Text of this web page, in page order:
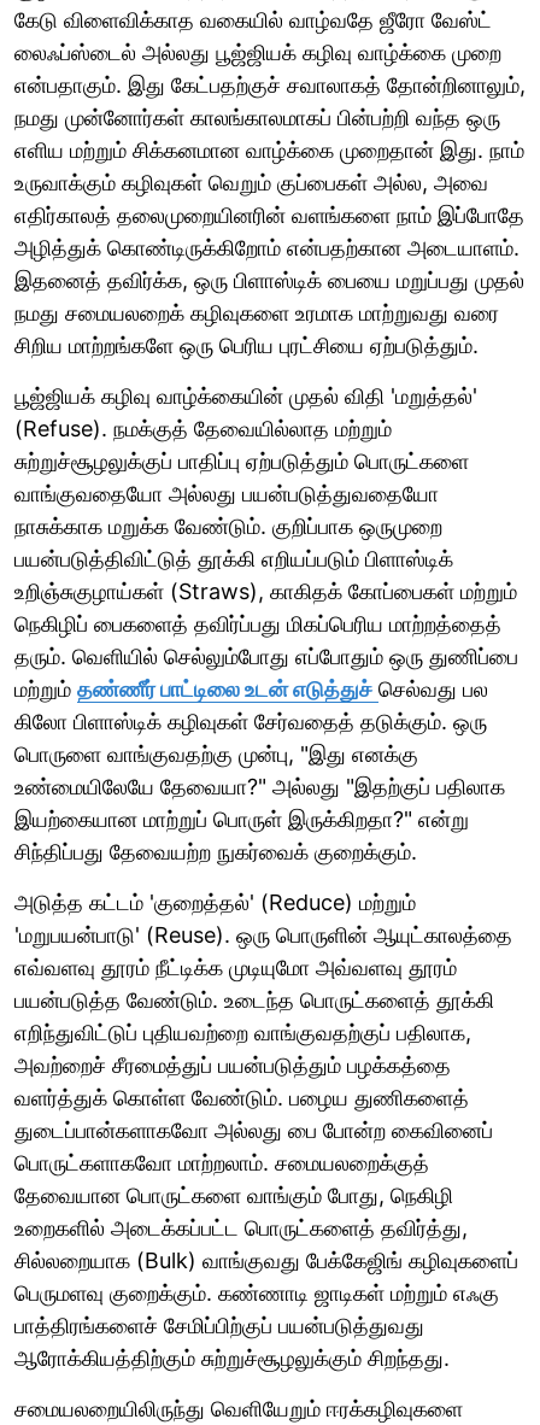
கேடு விளைவிக்காத வகையில் வாழ்வதே ஜீரோ வேஸ்ட்
லைஃப்ஸ்டைல் அல்லது பூஜ்ஜியக் கழிவு வாழ்க்கை முறை
என்பதாகும். இது கேட்பதற்குச் சவாலாகத் தோன்றினாலும்,
நமது முன்னோர்கள் காலங்காலமாகப் பின்பற்றி வந்த ஒரு
எளிய மற்றும் சிக்கனமான வாழ்க்கை முறைதான் இது. நாம்
உருவாக்கும் கழிவுகள் வெறும் குப்பைகள் அல்ல, அவை
எதிர்காலத் தலைமுறையினரின் வளங்களை நாம் இப்போதே
அழித்துக் கொண்டிருக்கிறோம் என்பதற்கான அடையாளம்.
இதனைத் தவிர்க்க, ஒரு பிளாஸ்டிக் பையை மறுப்பது முதல்
நமது சமையலறைக் கழிவுகளை உரமாக மாற்றுவது வரை
சிறிய மாற்றங்களே ஒரு பெரிய புரட்சியை ஏற்படுத்தும்.
பூஜ்ஜியக் கழிவு வாழ்க்கையின் முதல் விதி 'மறுத்தல்'
(Refuse). நமக்குத் தேவையில்லாத மற்றும்
சுற்றுச்சூழலுக்குப் பாதிப்பு ஏற்படுத்தும் பொருட்களை
வாங்குவதையோ அல்லது பயன்படுத்துவதையோ
நாசுக்காக மறுக்க வேண்டும். குறிப்பாக ஒருமுறை
பயன்படுத்திவிட்டுத் தூக்கி எறியப்படும் பிளாஸ்டிக்
உறிஞ்சுகுழாய்கள் (Straws), காகிதக் கோப்பைகள் மற்றும்
நெகிழிப் பைகளைத் தவிர்ப்பது மிகப்பெரிய மாற்றத்தைத்
தரும். வெளியில் செல்லும்போது எப்போதும் ஒரு துணிப்பை
மற்றும் தண்ணீர் பாட்டிலை உடன் எடுத்துச் செல்வது பல
கிலோ பிளாஸ்டிக் கழிவுகள் சேர்வதைத் தடுக்கும். ஒரு
பொருளை வாங்குவதற்கு முன்பு, "இது எனக்கு
உண்மையிலேயே தேவையா?" அல்லது "இதற்குப் பதிலாக
இயற்கையான மாற்றுப் பொருள் இருக்கிறதா?" என்று
சிந்திப்பது தேவையற்ற நுகர்வைக் குறைக்கும்.
அடுத்த கட்டம் 'குறைத்தல்' (Reduce) மற்றும்
'மறுபயன்பாடு' (Reuse). ஒரு பொருளின் ஆயுட்காலத்தை
எவ்வளவு தூரம் நீட்டிக்க முடியுமோ அவ்வளவு தூரம்
பயன்படுத்த வேண்டும். உடைந்த பொருட்களைத் தூக்கி
எறிந்துவிட்டுப் புதியவற்றை வாங்குவதற்குப் பதிலாக,
அவற்றைச் சீரமைத்துப் பயன்படுத்தும் பழக்கத்தை
வளர்த்துக் கொள்ள வேண்டும். பழைய துணிகளைத்
துடைப்பான்களாகவோ அல்லது பை போன்ற கைவினைப்
பொருட்களாகவோ மாற்றலாம். சமையலறைக்குத்
தேவையான பொருட்களை வாங்கும் போது, நெகிழி
உறைகளில் அடைக்கப்பட்ட பொருட்களைத் தவிர்த்து,
சில்லறையாக (Bulk) வாங்குவது பேக்கேஜிங் கழிவுகளைப்
பெருமளவு குறைக்கும். கண்ணாடி ஜாடிகள் மற்றும் எஃகு
பாத்திரங்களைச் சேமிப்பிற்குப் பயன்படுத்துவது
ஆரோக்கியத்திற்கும் சுற்றுச்சூழலுக்கும் சிறந்தது.
சமையலறையிலிருந்து வெளியேறும் ஈரக்கழிவுகளை